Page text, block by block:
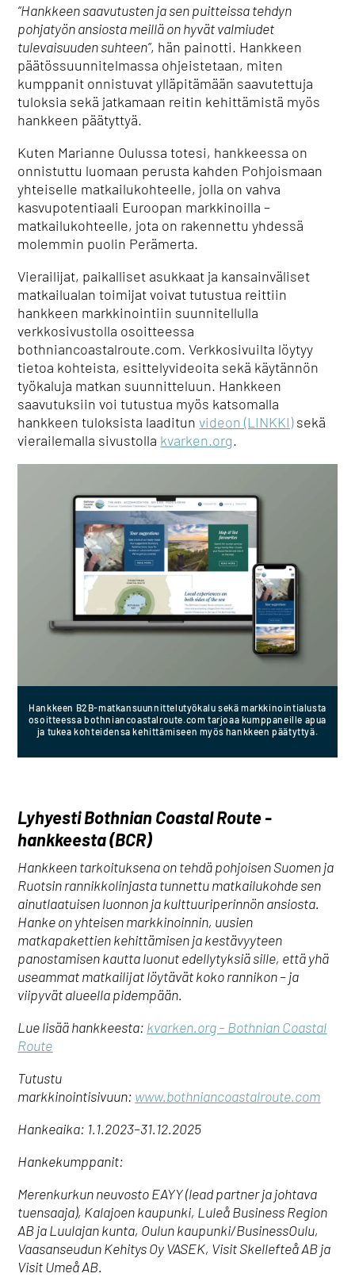
“Hankkeen saavutusten ja sen puitteissa tehdyn
pohjatyön ansiosta meillä on hyvät valmiudet
tulevaisuuden suhteen”, hän painotti. Hankkeen
päätössuunnitelmassa ohjeistetaan, miten
kumppanit onnistuvat ylläpitämään saavutettuja
tuloksia sekä jatkamaan reitin kehittämistä myös
hankkeen päätyttyä.
Kuten Marianne Oulussa totesi, hankkeessa on
onnistuttu luomaan perusta kahden Pohjoismaan
yhteiselle matkailukohteelle, jolla on vahva
kasvupotentiaali Euroopan markkinoilla –
matkailukohteelle, jota on rakennettu yhdessä
molemmin puolin Perämerta.
Vierailijat, paikalliset asukkaat ja kansainväliset
matkailualan toimijat voivat tutustua reittiin
hankkeen markkinointiin suunnitellulla
verkkosivustolla osoitteessa
bothniancoastalroute.com. Verkkosivuilta löytyy
tietoa kohteista, esittelyvideoita sekä käytännön
työkaluja matkan suunnitteluun. Hankkeen
saavutuksiin voi tutustua myös katsomalla
hankkeen tuloksista laaditunvideon (LINKKI)sekä
vierailemalla sivustolla kvarken.org.
Hankkeen B2B-matkansuunnittelutyökalu sekä markkinointialusta
osoitteessa bothniancoastalroute.com tarjoaa kumppaneille apua
ja tukea kohteidensa kehittämiseen myös hankkeen päätyttyä.
Lyhyesti Bothnian Coastal Route -
hankkeesta (BCR)
Hankkeen tarkoituksena on tehdä pohjoisen Suomen ja
Ruotsin rannikkolinjasta tunnettu matkailukohde sen
ainutlaatuisen luonnon ja kulttuuriperinnön ansiosta.
Hanke on yhteisen markkinoinnin, uusien
matkapakettien kehittämisen ja kestävyyteen
panostamisen kautta luonut edellytyksiä sille, että yhä
useammat matkailijat löytävät koko rannikon – ja
viipyvät alueella pidempään.
Lue lisää hankkeesta: kvarken.org – Bothnian Coastal
Route
Tutustu
markkinointisivuun: www.bothniancoastalroute.com
Hankeaika: 1.1.2023–31.12.2025
Hankekumppanit:
Merenkurkun neuvosto EAYY (lead partner ja johtava
tuensaaja), Kalajoen kaupunki, Luleå Business Region
AB ja Luulajan kunta, Oulun kaupunki/BusinessOulu,
Vaasanseudun Kehitys Oy VASEK, Visit Skellefteå AB ja
Visit Umeå AB.